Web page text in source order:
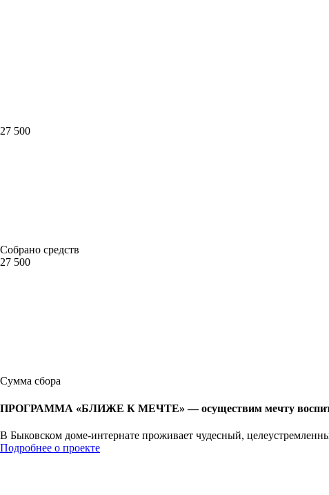
27 500
Собрано средств
27 500
Сумма сбора
ПРОГРАММА «БЛИЖЕ К МЕЧТЕ» — осуществим мечту
В Быковском доме-интернате проживает чудесный,
Подробнее о проекте